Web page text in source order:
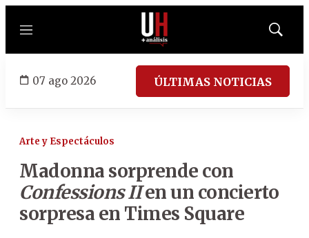
Menú
Mostrar
07 ago 2026 ÚLTIMAS NOTICIAS
Arte y Espectáculos
Madonna sorprende con
Confessions IIen un concierto
sorpresa en Times Square